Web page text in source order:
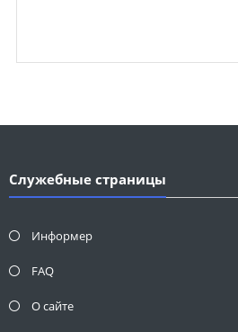
Служебные страницы
Информер
FAQ
О сайте